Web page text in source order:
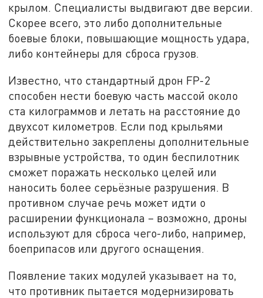
крылом. Специалисты выдвигают две версии.
Скорее всего, это либо дополнительные
боевые блоки, повышающие мощность удара,
либо контейнеры для сброса грузов.
Известно, что стандартный дрон FP-2
способен нести боевую часть массой около
ста килограммов и летать на расстояние до
двухсот километров. Если под крыльями
действительно закреплены дополнительные
взрывные устройства, то один беспилотник
сможет поражать несколько целей или
наносить более серьёзные разрушения. В
противном случае речь может идти о
расширении функционала – возможно, дроны
используют для сброса чего-либо, например,
боеприпасов или другого оснащения.
Появление таких модулей указывает на то,
что противник пытается модернизировать